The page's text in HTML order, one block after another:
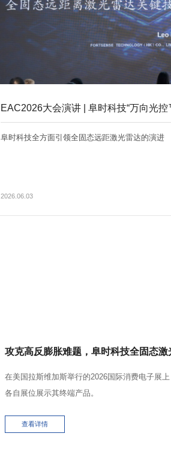
阜时科技全方面引领全固态远距激光雷达的演进
2026.06.03
攻克高反膨胀难题，阜时科技全固态
在美国拉斯维加斯举行的2026国际消费电子展
各自展位展示其终端产品。
查看详情